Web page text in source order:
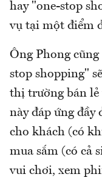
hay "one-stop
vụ tại một điểm
Ông Phong
stop shopping"
thị trường bán
này đáp ứng đầy
cho khách (có
mua sắm (có cả
vui chơi, xem